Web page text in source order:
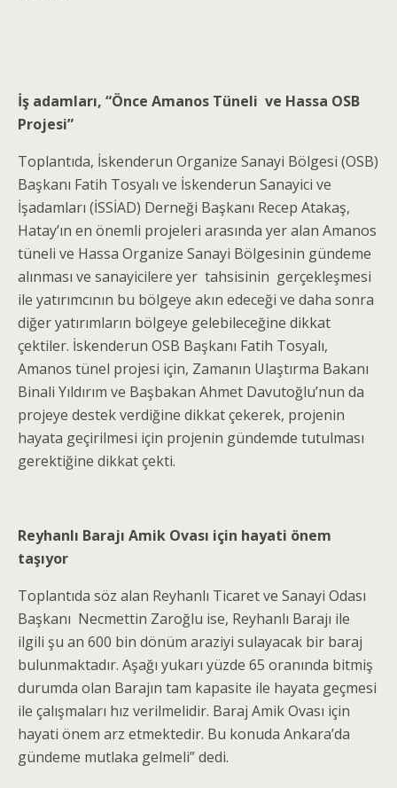
İş adamları, “Önce Amanos Tüneli ve Hassa OSB
Projesi”
Toplantıda, İskenderun Organize Sanayi Bölgesi (OSB)
Başkanı Fatih Tosyalı ve İskenderun Sanayici ve
İşadamları (İSSİAD) Derneği Başkanı Recep Atakaş,
Hatay’ın en önemli projeleri arasında yer alan Amanos
tüneli ve Hassa Organize Sanayi Bölgesinin gündeme
alınması ve sanayicilere yer tahsisinin gerçekleşmesi
ile yatırımcının bu bölgeye akın edeceği ve daha sonra
diğer yatırımların bölgeye gelebileceğine dikkat
çektiler. İskenderun OSB Başkanı Fatih Tosyalı,
Amanos tünel projesi için, Zamanın Ulaştırma Bakanı
Binali Yıldırım ve Başbakan Ahmet Davutoğlu’nun da
projeye destek verdiğine dikkat çekerek, projenin
hayata geçirilmesi için projenin gündemde tutulması
gerektiğine dikkat çekti.
Reyhanlı Barajı Amik Ovası için hayati önem
taşıyor
Toplantıda söz alan Reyhanlı Ticaret ve Sanayi Odası
Başkanı Necmettin Zaroğlu ise, Reyhanlı Barajı ile
ilgili şu an 600 bin dönüm araziyi sulayacak bir baraj
bulunmaktadır. Aşağı yukarı yüzde 65 oranında bitmiş
durumda olan Barajın tam kapasite ile hayata geçmesi
ile çalışmaları hız verilmelidir. Baraj Amik Ovası için
hayati önem arz etmektedir. Bu konuda Ankara’da
gündeme mutlaka gelmeli” dedi.